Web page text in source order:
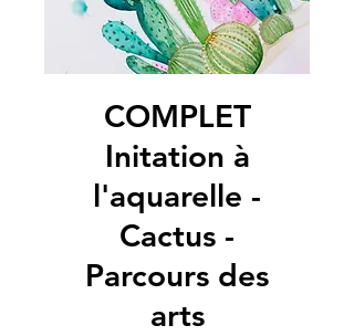
COMPLET
Initation à
l'aquarelle -
Cactus -
Parcours des
arts